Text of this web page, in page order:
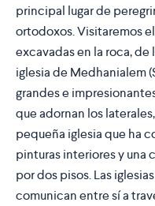
principal lugar de
ortodoxos. Visitaremos
excavadas en la roca,
iglesia de Medhanialem
grandes e
que adornan los
pequeña iglesia que ha
pinturas interiores y una
por dos pisos. Las
comunican entre sí a